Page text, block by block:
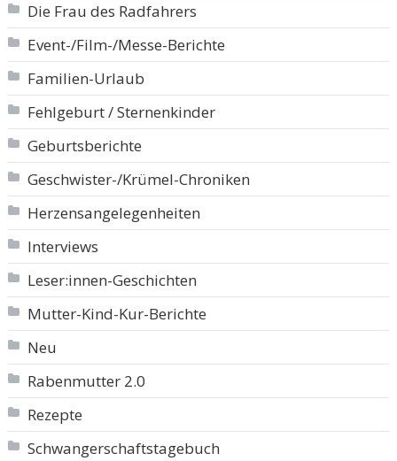
Die Frau des Radfahrers
Event-/Film-/Messe-Berichte
Familien-Urlaub
Fehlgeburt / Sternenkinder
Geburtsberichte
Geschwister-/Krümel-Chroniken
Herzensangelegenheiten
Interviews
Leser:innen-Geschichten
Mutter-Kind-Kur-Berichte
Neu
Rabenmutter 2.0
Rezepte
Schwangerschaftstagebuch